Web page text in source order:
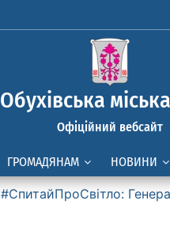
Обухівська
Офіційний вебсайт
ГРОМАДЯНАМ НОВИНИ
#СпитайПроСвітло: